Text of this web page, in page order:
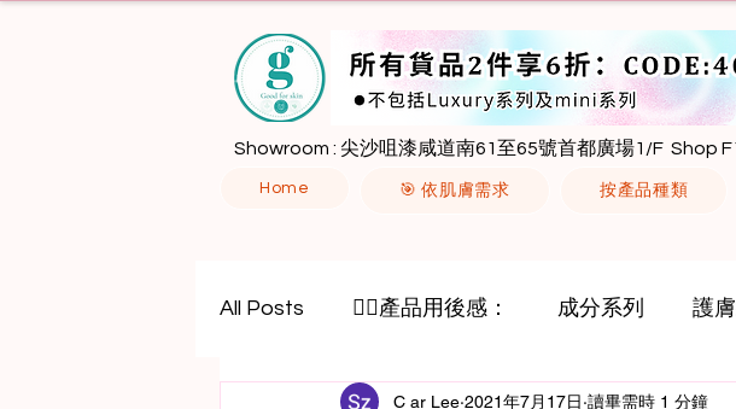
Showroom : 尖沙咀漆咸道南61至65號首都廣場1/F Shop
Home 🎯 依肌膚需求 按產品種類
All Posts 🙋‍♀️產品用後感： 成分系列 護
C ar Lee 2021年7月17日 讀畢需時 1 分鐘